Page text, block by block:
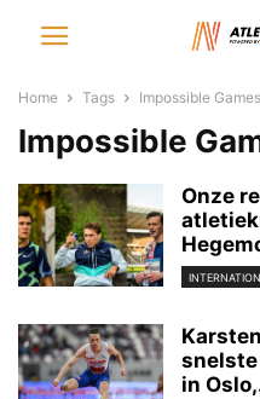
Home Tags Impossible Games
Impossible
Onze
in